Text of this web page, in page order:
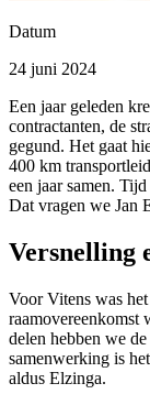
Datum
24 juni 2024
Een jaar geleden
contractanten, de
gegund. Het gaat
400 km
een jaar samen.
Dat vragen we Jan
Versnelling
Voor Vitens was het
raamovereenkomst
delen hebben we
samenwerking is
aldus Elzinga.